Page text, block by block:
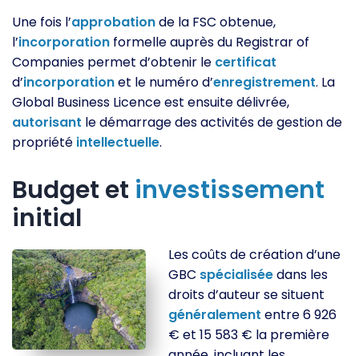
Une fois l’approbationde la FSC obtenue,
l’incorporation formelle auprès du Registrar of
Companies permet d’obtenir le certificat
d’incorporationet le numéro d’enregistrement. La
Global Business Licence est ensuite délivrée,
autorisant le démarrage des activités de gestion de
propriété intellectuelle.
Budget et investissement
initial
Les coûts de création d’une
GBC spécialiséedans les
droits d’auteur se situent
généralement entre 6 926
€ et 15 583 € la première